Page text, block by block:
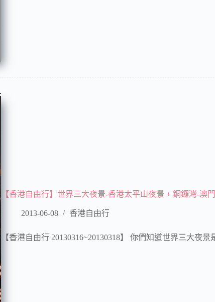
【香港自由行】世界三大夜景-香港太平山夜景 + 銅鑼灣-澳
2013-06-08 香港自由行
【香港自由行 20130316~20130318】 你們知道世界三大夜景